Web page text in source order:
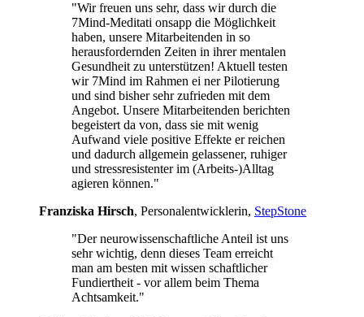
"Wir freuen uns sehr, dass wir durch die
7Mind-Meditati onsapp die Möglichkeit
haben, unsere Mitarbeitenden in so
herausfordernden Zeiten in ihrer mentalen
Gesundheit zu unterstützen! Aktuell testen
wir 7Mind im Rahmen ei ner Pilotierung
und sind bisher sehr zufrieden mit dem
Angebot. Unsere Mitarbeitenden berichten
begeistert da von, dass sie mit wenig
Aufwand viele positive Effekte er reichen
und dadurch allgemein gelassener, ruhiger
und stressresistenter im (Arbeits-)Alltag
agieren können."
Franziska Hirsch, Personalentwicklerin, StepStone
"Der neurowissenschaftliche Anteil ist uns
sehr wichtig, denn dieses Team erreicht
man am besten mit wissen schaftlicher
Fundiertheit - vor allem beim Thema
Achtsamkeit."